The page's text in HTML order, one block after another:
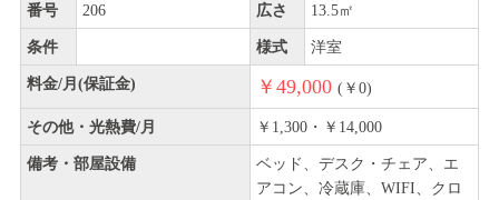
番号 206 広さ 13.5㎡
条件 様式 洋室
料金/月(保証金) ￥49,000 (￥0)
その他・光熱費/月 ￥1,300・￥14,000
備考・部屋設備
ベッド、デスク・チェア、エ
アコン、冷蔵庫、WIFI、クロ